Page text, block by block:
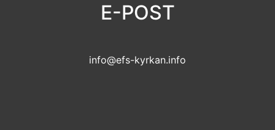
E-POST
info@efs-kyrkan.info